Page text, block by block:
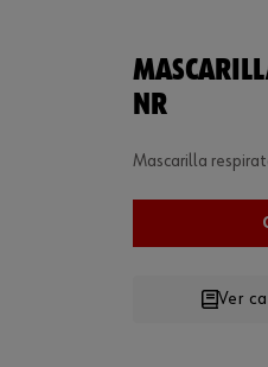
NR
Mascarilla
Ver